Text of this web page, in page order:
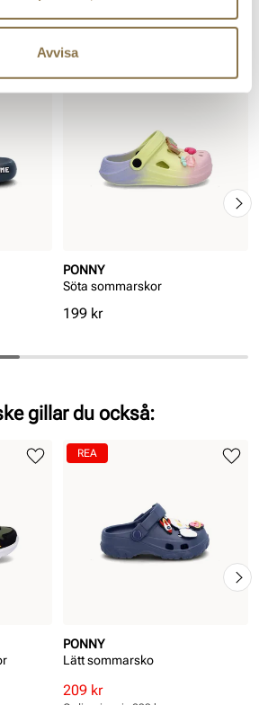
Avvisa
PONNY
Söta sommarskor
Pris
199 kr
gillar du också:
PONNY
Lätt sommarsko
Rabatterat
209 kr
Ordinarie
REA